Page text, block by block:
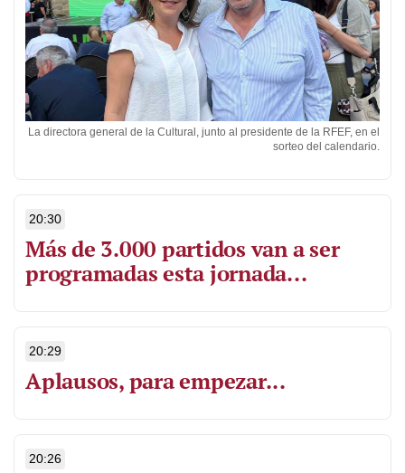
La directora general de la Cultural, junto al presidente de la RFEF, en el
sorteo del calendario.
20:30
Más de 3.000 partidos van a ser
programadas esta jornada...
20:29
Aplausos, para empezar...
20:26